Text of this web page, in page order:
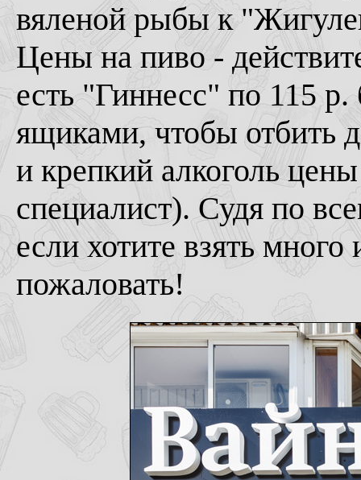
вяленой рыбы к
Цены на пиво -
есть "Гиннесс" по 115 р.
ящиками, чтобы отбить
и крепкий алкоголь
специалист). Судя по
если хотите взять
пожаловать!